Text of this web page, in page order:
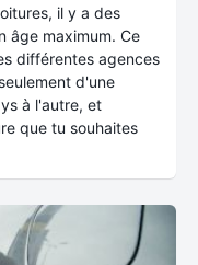
il y a des
âge maximum. Ce
différentes agences
d'une
à l'autre, et
que tu souhaites